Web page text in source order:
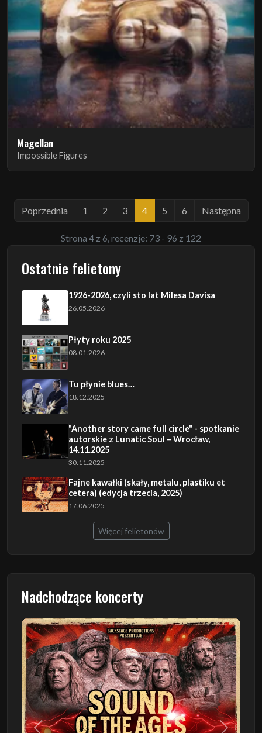
Magellan
Impossible Figures
Poprzednia 1 2 3 4 5 6 Następna
Strona 4 z 6, recenzje: 73 - 96 z 122
Ostatnie felietony
1926-2026, czyli sto lat Milesa Davisa
26.05.2026
Płyty roku 2025
08.01.2026
Tu płynie blues…
18.12.2025
"Another story came full circle" - spotkanie
autorskie z Lunatic Soul – Wrocław,
14.11.2025
30.11.2025
Fajne kawałki (skały, metalu, plastiku et
cetera) (edycja trzecia, 2025)
17.06.2025
Więcej felietonów
Nadchodzące koncerty